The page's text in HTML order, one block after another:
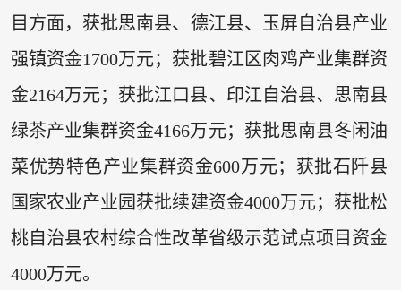
目方面，获批思南县、德江县、玉屏自治县产业
强镇资金1700万元；获批碧江区肉鸡产业集群资
金2164万元；获批江口县、印江自治县、思南县
绿茶产业集群资金4166万元；获批思南县冬闲油
菜优势特色产业集群资金600万元；获批石阡县
国家农业产业园获批续建资金4000万元；获批松
桃自治县农村综合性改革省级示范试点项目资金
4000万元。